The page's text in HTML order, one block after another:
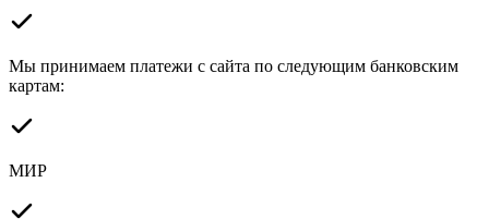
Мы принимаем платежи с сайта по следующим банковским
картам:
МИР